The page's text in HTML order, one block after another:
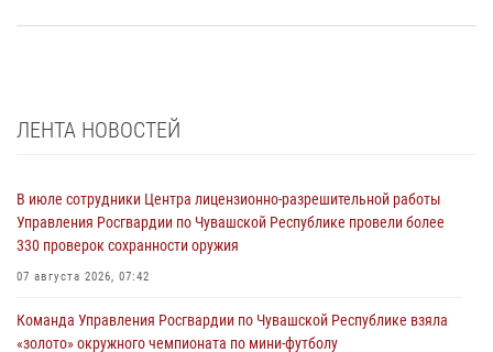
ЛЕНТА НОВОСТЕЙ
В июле сотрудники Центра лицензионно-разрешительной работы
Управления Росгвардии по Чувашской Республике провели более
330 проверок сохранности оружия
07 августа 2026, 07:42
Команда Управления Росгвардии по Чувашской Республике взяла
«золото» окружного чемпионата по мини-футболу